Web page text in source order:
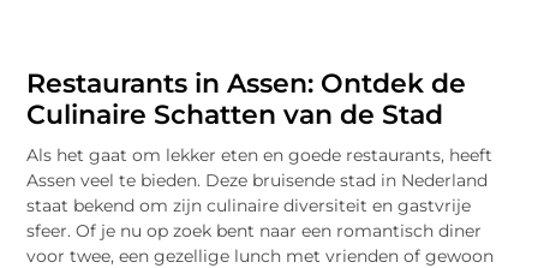
Restaurants in Assen: Ontdek de
Culinaire Schatten van de Stad
Als het gaat om lekker eten en goede restaurants, heeft
Assen veel te bieden. Deze bruisende stad in Nederland
staat bekend om zijn culinaire diversiteit en gastvrije
sfeer. Of je nu op zoek bent naar een romantisch diner
voor twee, een gezellige lunch met vrienden of gewoon